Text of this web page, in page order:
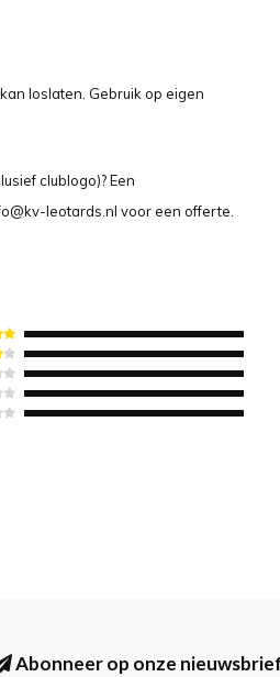
loslaten. Gebruik op eigen
clublogo)? Een
leotards.nl voor een offerte.
Abonneer op onze